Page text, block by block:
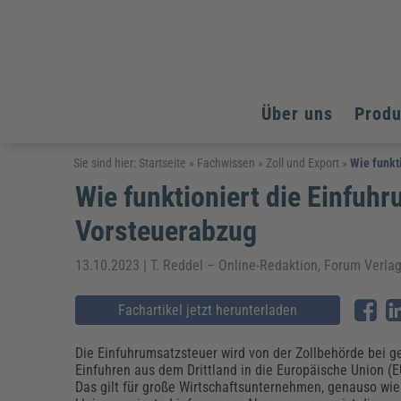
Über uns
Arbeitsschutz
Fachpublikationen & Arbeitshilfen
Arbeitssicherheit & Gesundheitsschutz
Brandschutz
Weiterbildungen (AKADEMIE HERKERT)
Arbeitsschutz & Brandschutz
Assistenz & Office-Management
Baurecht & Architektenrecht
Energieoptimiertes & klimaneutrales Bauen
Nachhaltiges Planen
Bau, Immobilien & Gebäudemanagement
Kinderschutz, Jugendhilfe & Inklusion
Datenschutz & IT-Recht
Elektrosicherheit
Fachpublikationen & Arbeitshilfen
Weiterbildungen (AKADEMIE HERKERT)
Arbeitsschutz
Bildung und Erziehung
Energie und Umwelt
Kommunales
Reisekosten und Finanzen
Arbeitsschutz
Bildung und Erziehung
Energie und Umwelt
Kommunales
Reisekosten und Finanzen
Sie sind hier: Startseite » Fachwissen » Zoll und Export »Wie
Wie funktioniert die
Vorsteuerabzug
13.10.2023 | T. Reddel – Online-Redaktion, Forum
Fachartikel jetzt herunterladen
Die Einfuhrumsatzsteuer wird von der Zollbehörde bei
Einfuhren aus dem Drittland in die Europäische Union
Das gilt für große Wirtschaftsunternehmen, genauso